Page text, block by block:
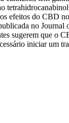
efeitos do CBD
no
sugerem que o
iniciar um